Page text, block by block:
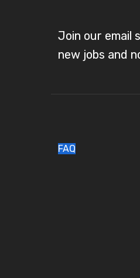
Join our email
new jobs and
FAQ